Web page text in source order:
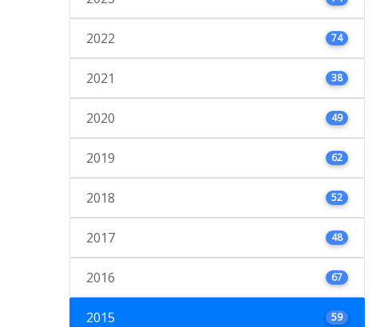
2022 74
2021 38
2020 49
2019 62
2018 52
2017 48
2016 67
2015 59